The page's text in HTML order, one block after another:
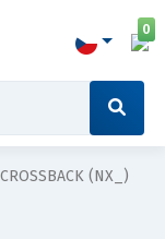
0
(NX_)